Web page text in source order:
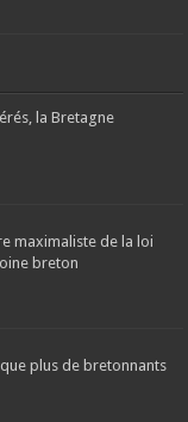
la Bretagne
maximaliste de la loi
breton
plus de bretonnants